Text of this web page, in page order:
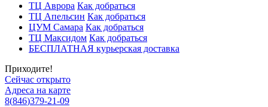
ТЦ Аврора Как добраться
ТЦ Апельсин Как добраться
ЦУМ Самара Как добраться
ТЦ Максидом Как добраться
БЕСПЛАТНАЯ курьерская доставка
Приходите!
Сейчас открыто
Адреса на карте
8(846)379-21-09